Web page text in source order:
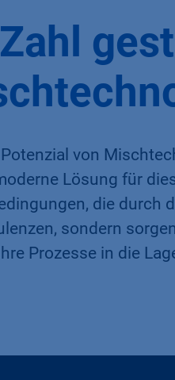
von
Lösung für
die durch
sondern
Prozesse in die